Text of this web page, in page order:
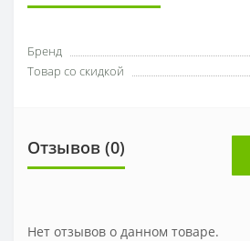
Бренд
Товар со скидкой
Отзывов (0)
Нет отзывов о данном товаре.